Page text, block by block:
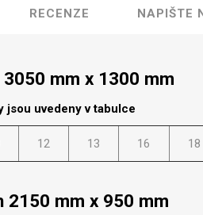
Třída B
RECENZE NAPIŠTE
mm x 1300 mm
jsou uvedeny v tabulce
12 13 16 18
2150 mm x 950 mm